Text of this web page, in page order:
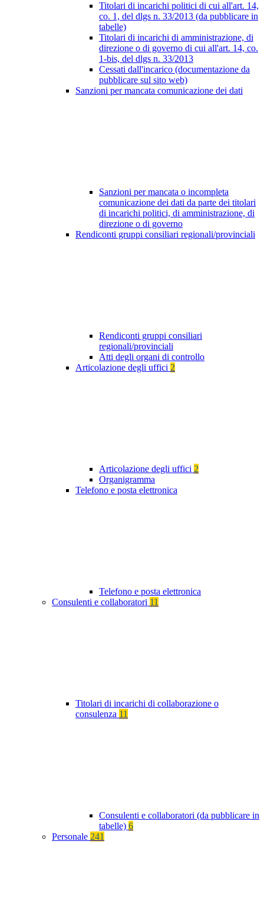
Titolari di incarichi politici di cui all'art. 14,
co. 1, del dlgs n. 33/2013 (da pubblicare in
tabelle)
Titolari di incarichi di amministrazione, di
direzione o di governo di cui all'art. 14, co.
1-bis, del dlgs n. 33/2013
Cessati dall'incarico (documentazione da
pubblicare sul sito web)
Sanzioni per mancata comunicazione dei dati
Sanzioni per mancata o incompleta
comunicazione dei dati da parte dei titolari
di incarichi politici, di amministrazione, di
direzione o di governo
Rendiconti gruppi consiliari regionali/provinciali
Rendiconti gruppi consiliari
regionali/provinciali
Atti degli organi di controllo
Articolazione degli uffici 2
Articolazione degli uffici 2
Organigramma
Telefono e posta elettronica
Telefono e posta elettronica
Consulenti e collaboratori 11
Titolari di incarichi di collaborazione o
consulenza 11
Consulenti e collaboratori (da pubblicare in
tabelle) 6
Personale 241